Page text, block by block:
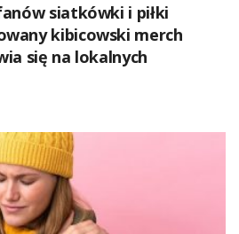
siatkówki i piłki
kibicowski merch
się na lokalnych